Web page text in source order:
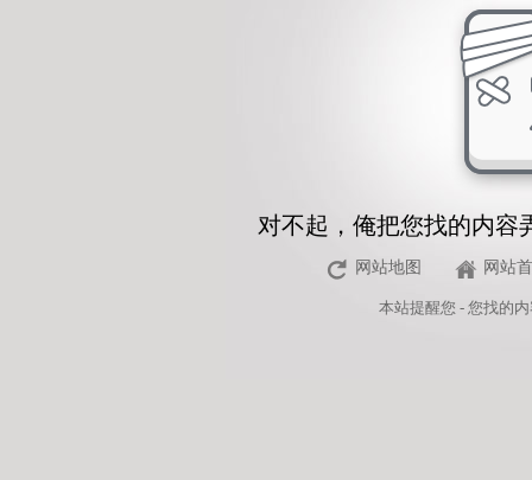
对不起，俺把您找的内容
网站地图 网站
本站提醒您 - 您找的